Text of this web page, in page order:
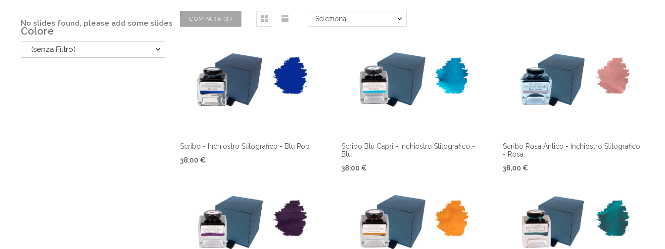
No slides found, please add some slides
Colore
(senza Filtro)
COMPARA ( 0 ) Seleziona
Scribo - Inchiostro Stilografico - Blu Pop
38,00 €
Scribo Blu Capri - Inchiostro Stilografico -
Blu
38,00 €
Scribo Rosa Antico - Inchiostro Stilografico
- Rosa
38,00 €